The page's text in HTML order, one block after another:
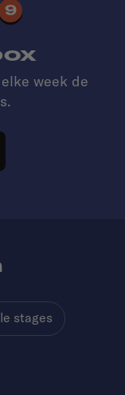
9
week de
stages